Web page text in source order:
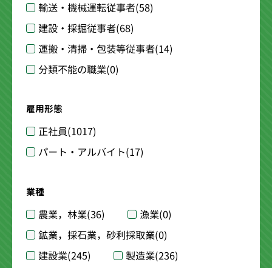
輸送・機械運転従事者(58)
建設・採掘従事者(68)
運搬・清掃・包装等従事者(14)
分類不能の職業(0)
雇用形態
正社員(1017)
パート・アルバイト(17)
業種
農業，林業(36) 漁業(0)
鉱業，採石業，砂利採取業(0)
建設業(245) 製造業(236)